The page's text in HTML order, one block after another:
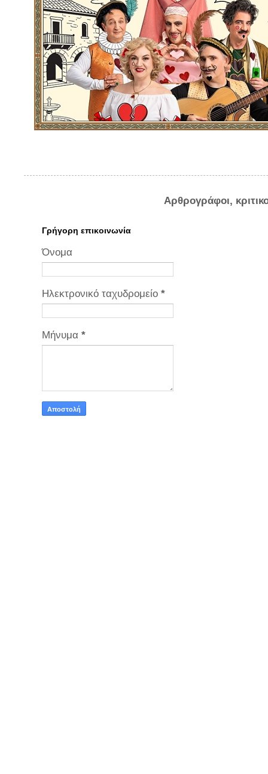
Αρθρογράφοι,
Γρήγορη επικοινωνία
Όνομα
Ηλεκτρονικό ταχυδρομείο *
Μήνυμα *